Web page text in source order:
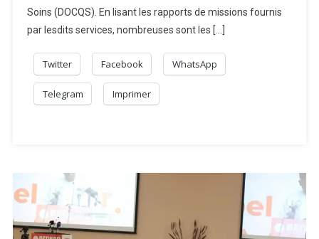
Soins (DOCQS). En lisant les rapports de missions fournis
par lesdits services, nombreuses sont les […]
Twitter Facebook WhatsApp
Telegram Imprimer